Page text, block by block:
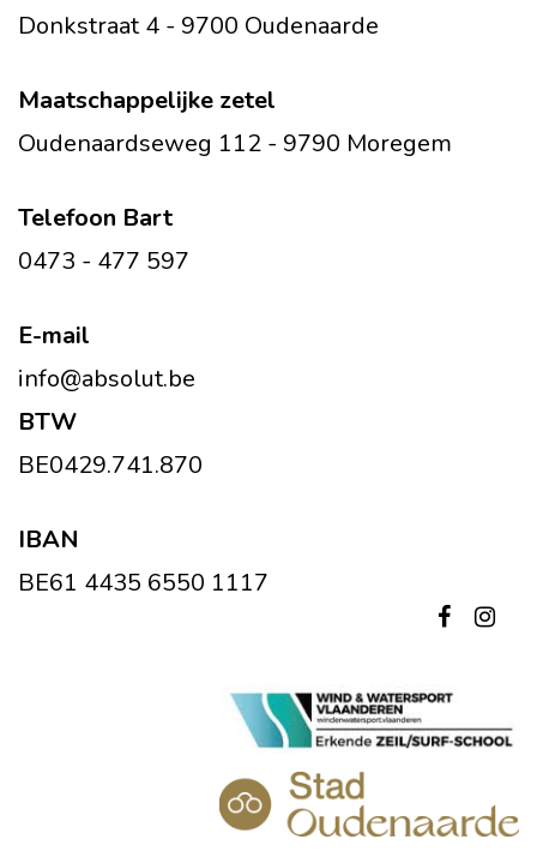
Donkstraat 4 - 9700 Oudenaarde
Maatschappelijke zetel
Oudenaardseweg 112 - 9790 Moregem
Telefoon Bart
0473 - 477 597
E-mail
info@absolut.be
BTW
BE0429.741.870
IBAN
BE61 4435 6550 1117